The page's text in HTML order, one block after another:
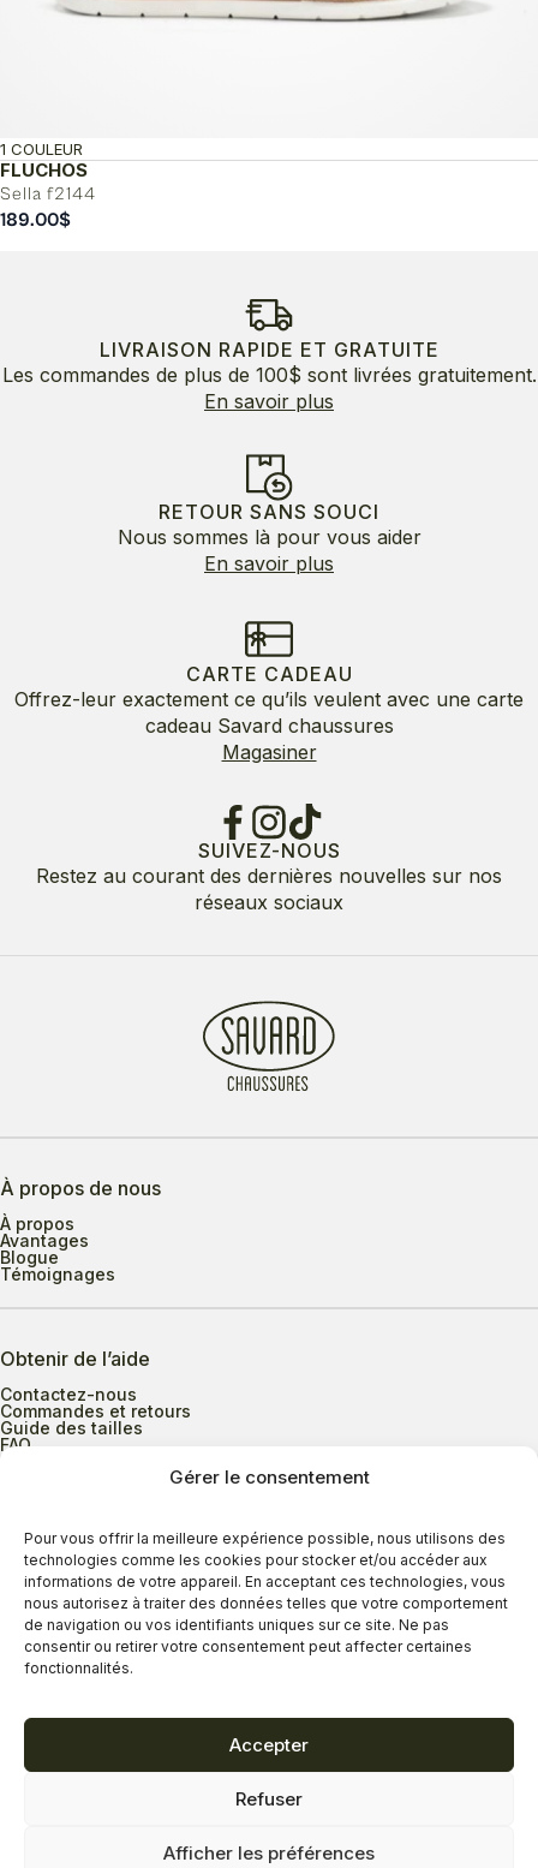
Gérer le consentement
Pour vous offrir la meilleure expérience possible, nous utilisons des
technologies comme les cookies pour stocker et/ou accéder aux
informations de votre appareil. En acceptant ces technologies, vous
nous autorisez à traiter des données telles que votre comportement
de navigation ou vos identifiants uniques sur ce site. Ne pas
consentir ou retirer votre consentement peut affecter certaines
fonctionnalités.
Accepter
Refuser
Afficher les préférences
FLUCHOS
Sella f2144
1 COULEUR
189.00$
LIVRAISON RAPIDE ET GRATUITE
Les commandes de plus de 100$ sont livrées gratuitement.
En savoir plus
RETOUR SANS SOUCI
Nous sommes là pour vous aider
En savoir plus
CARTE CADEAU
Offrez-leur exactement ce qu’ils veulent avec une carte
cadeau Savard chaussures
Magasiner
SUIVEZ-NOUS
Restez au courant des dernières nouvelles sur nos
réseaux sociaux
À propos de nous
À propos
Avantages
Blogue
Témoignages
Obtenir de l’aide
Contactez-nous
Commandes et retours
Guide des tailles
FAQ
Heures d’ouverture
Lundi au mercredi
9h00 à 17h30
Jeudi
9h00 à 20h00
Vendredi
9h00 à 18h00
Dimanche
11h00 à 16h30
Termes et conditions